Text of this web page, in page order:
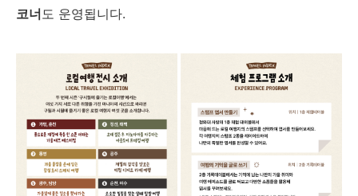
코너 도 운영됩니다.